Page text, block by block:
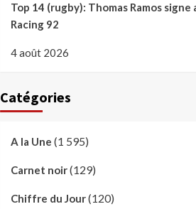
Top 14 (rugby): Thomas Ramos signe
Racing 92
4 août 2026
Catégories
A la Une (1 595)
Carnet noir(129)
Chiffre du Jour(120)